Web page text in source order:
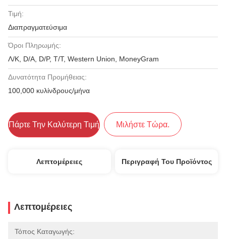
Τιμή:
Διαπραγματεύσιμα
Όροι Πληρωμής:
Λ/Κ, D/A, D/P, T/T, Western Union, MoneyGram
Δυνατότητα Προμήθειας:
100,000 κυλίνδρους/μήνα
Πάρτε Την Καλύτερη Τιμή Μιλήστε Τώρα.
Λεπτομέρειες Περιγραφή Του Προϊόντος
Λεπτομέρειες
Τόπος Καταγωγής: